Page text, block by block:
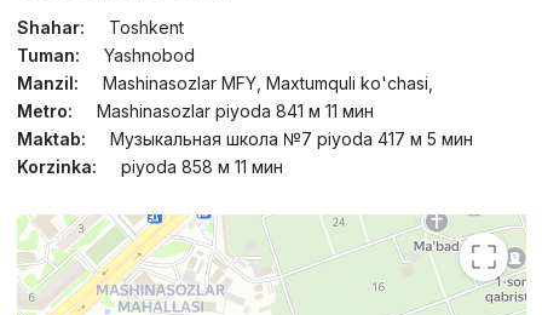
Shahar:
Toshkent
Tuman:
Yashnobod
Manzil:
Mashinasozlar MFY, Maxtumquli ko'chasi,
Metro:
Mashinasozlar piyoda 841 м 11 мин
Maktab:
Музыкальная школа №7 piyoda 417 м 5 мин
Korzinka:
piyoda 858 м 11 мин